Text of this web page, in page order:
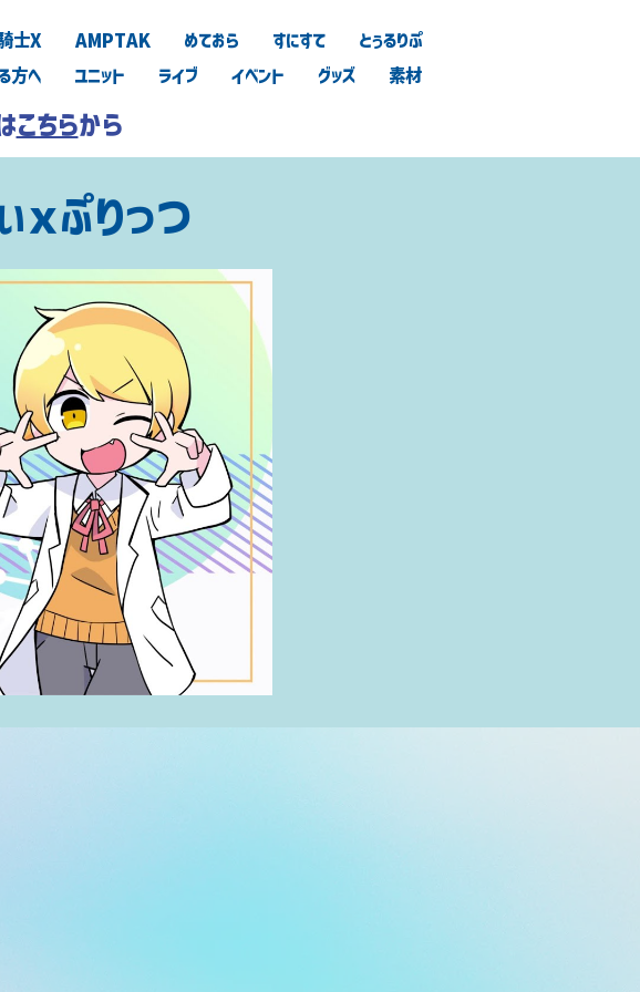
士X AMPTAK めておら すにすて
とぅるりぷ
方へ
ユニット ライブ イベント グッズ 素材
こちらから
ｘぷりっつ